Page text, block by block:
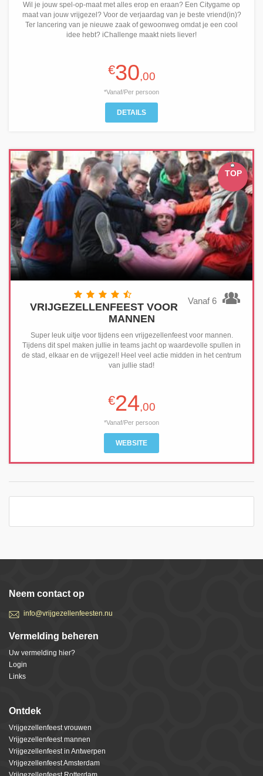
Wil je jouw spel-op-maat met alles erop en eraan? Een Citygame op
maat van jouw vrijgezel? Voor de verjaardag van je beste vriend(in)?
Ter lancering van je nieuwe zaak of gewoonweg omdat je een cool
idee hebt? iChallenge maakt niets liever!
€30,00
*Vanaf/Per persoon
DETAILS
TOP
Vanaf 6
VRIJGEZELLENFEEST VOOR
MANNEN
Super leuk uitje voor tijdens een vrijgezellenfeest voor mannen.
Tijdens dit spel maken jullie in teams jacht op waardevolle spullen in
de stad, elkaar en de vrijgezel! Heel veel actie midden in het centrum
van jullie stad!
€24,00
*Vanaf/Per persoon
WEBSITE
Neem contact op
info@vrijgezellenfeesten.nu
Vermelding beheren
Uw vermelding hier?
Login
Links
Ontdek
Vrijgezellenfeest vrouwen
Vrijgezellenfeest mannen
Vrijgezellenfeest in Antwerpen
Vrijgezellenfeest Amsterdam